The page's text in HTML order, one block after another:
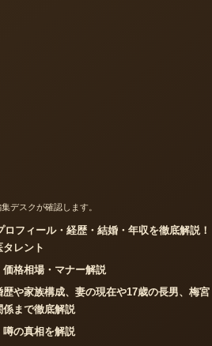
デスクが確認します。
ロフィール・経歴・結婚・年収を徹底解説！
レント
格相場・マナー解説
や家族構成、妻の現在や17歳の長男、梅宮
係まで徹底解説
の真相を解説